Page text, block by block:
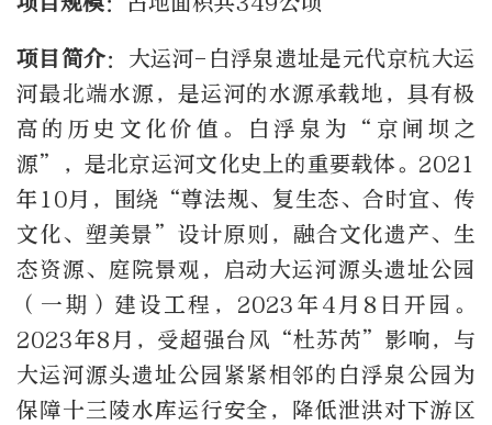
项目简介：大运河-白浮泉遗址是元代京杭大运
河最北端水源，是运河的水源承载地，具有极
高的历史文化价值。白浮泉为“京闸坝之
源”，是北京运河文化史上的重要载体。2021
年10月，围绕“尊法规、复生态、合时宜、传
文化、塑美景”设计原则，融合文化遗产、生
态资源、庭院景观，启动大运河源头遗址公园
（一期）建设工程，2023年4月8日开园。
2023年8月，受超强台风“杜苏芮”影响，与
大运河源头遗址公园紧紧相邻的白浮泉公园为
保障十三陵水库运行安全，降低泄洪对下游区